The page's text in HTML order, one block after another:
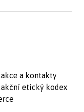
a kontakty
etický kodex